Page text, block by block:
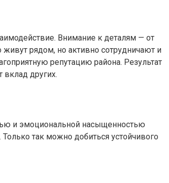
Внимание к деталям — от
рядом, но активно сотрудничают и
репутацию района. Результат
вклад других.
и эмоциональной насыщенностью
Только так можно добиться устойчивого